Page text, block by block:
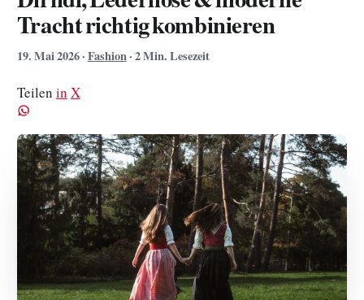
Tracht richtig kombinieren
19. Mai 2026· Fashion· 2 Min. Lesezeit
Teilen in X